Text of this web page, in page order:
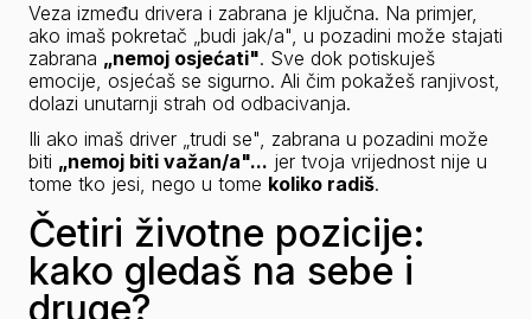
Veza između drivera i zabrana je ključna. Na primjer,
ako imaš pokretač „budi jak/a", u pozadini može stajati
zabrana „nemoj osjećati". Sve dok potiskuješ
emocije, osjećaš se sigurno. Ali čim pokažeš ranjivost,
dolazi unutarnji strah od odbacivanja.
Ili ako imaš driver „trudi se", zabrana u pozadini može
biti „nemoj biti važan/a"... jer tvoja vrijednost nije u
tome tko jesi, nego u tome koliko radiš.
Četiri životne pozicije:
kako gledaš na sebe i
druge?